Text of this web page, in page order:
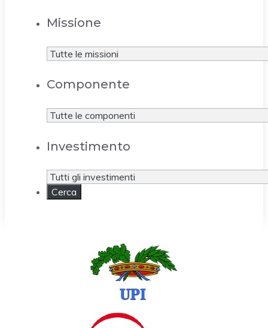
Missione
Componente
Investimento